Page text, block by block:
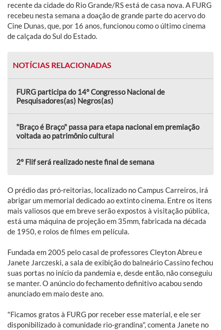
recente da cidade do Rio Grande/RS está de casa nova. A FURG
recebeu nesta semana a doação de grande parte do acervo do
Cine Dunas, que, por 16 anos, funcionou como o último cinema
de calçada do Sul do Estado.
NOTÍCIAS RELACIONADAS
FURG participa do 14º Congresso Nacional de
Pesquisadores(as) Negros(as)
"Braço é Braço" passa para etapa nacional em premiação
voltada ao patrimônio cultural
2º Flif será realizado neste final de semana
O prédio das pró-reitorias, localizado no Campus Carreiros, irá
abrigar um memorial dedicado ao extinto cinema. Entre os itens
mais valiosos que em breve serão expostos à visitação pública,
está uma máquina de projeção em 35mm, fabricada na década
de 1950, e rolos de filmes em película.
Fundada em 2005 pelo casal de professores Cleyton Abreu e
Janete Jarczeski, a sala de exibição do balneário Cassino fechou
suas portas no início da pandemia e, desde então, não conseguiu
se manter. O anúncio do fechamento definitivo acabou sendo
anunciado em maio deste ano.
"Ficamos gratos à FURG por receber esse material, e ele ser
disponibilizado à comunidade rio-grandina", comenta Janete no